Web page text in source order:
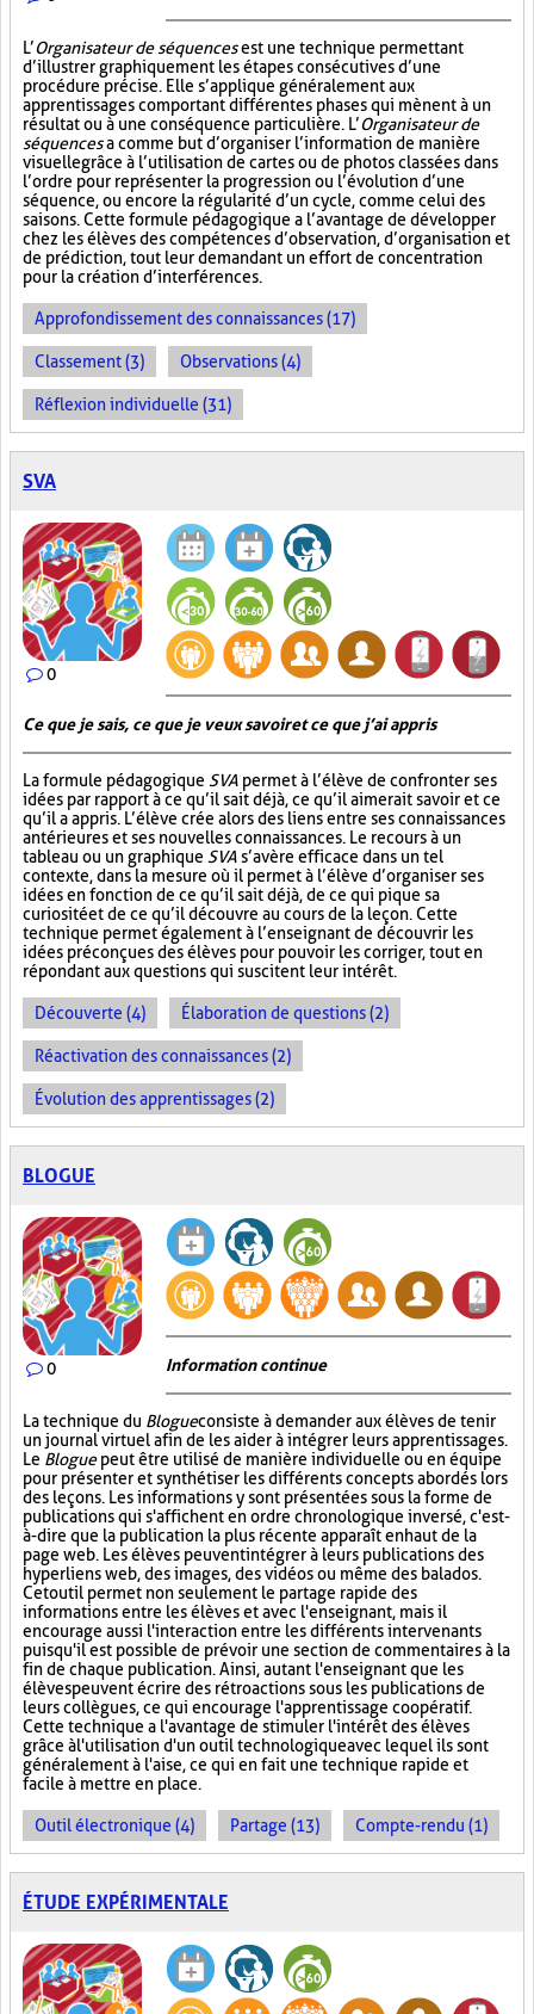
L’Organisateur de séquencesest une technique permettant
d’illustrer graphiquement les étapes consécutives d’une
procédure précise. Elle s’applique généralement aux
apprentissages comportant différentes phases qui mènent à un
résultat ou à une conséquence particulière. L’Organisateur de
séquencesa comme but d’organiser l’information de manière
visuellegrâce à l’utilisation de cartes ou de photos classées dans
l’ordre pour représenter la progression ou l’évolution d’une
séquence, ou encore la régularité d’un cycle, comme celui des
saisons. Cette formule pédagogique a l’avantage de développer
chez les élèves des compétences d’observation, d’organisation et
de prédiction, tout leur demandant un effort de concentration
pour la création d’interférences.
Approfondissement des connaissances (17)
Classement (3) Observations (4)
Réflexion individuelle (31)
SVA
0
Ce que je sais, ce que je veux savoir et ce que j’ai appris
La formule pédagogique SVA permet à l’élève de confronter ses
idées par rapport à ce qu’il sait déjà, ce qu’il aimerait savoir et ce
qu’il a appris. L’élève crée alors des liens entre ses connaissances
antérieures et ses nouvelles connaissances. Le recours à un
tableau ou un graphique SVA s’avère efficace dans un tel
contexte, dans la mesure où il permet à l’élève d’organiser ses
idées en fonction de ce qu’il sait déjà, de ce qui pique sa
curiosité et de ce qu’il découvre au cours de la leçon. Cette
technique permet également à l’enseignant de découvrir les
idées préconçues des élèves pour pouvoir les corriger, tout en
répondant aux questions qui suscitent leur intérêt.
Découverte (4) Élaboration de questions (2)
Réactivation des connaissances (2)
Évolution des apprentissages (2)
BLOGUE
0 Information continue
La technique du Blogueconsiste à demander aux élèves de tenir
un journal virtuel afin de les aider à intégrer leurs apprentissages.
Le Bloguepeut être utilisé de manière individuelle ou en équipe
pour présenter et synthétiser les différents concepts abordés lors
des leçons. Les informations y sont présentées sous la forme de
publications qui s'affichent en ordre chronologique inversé, c'est-
à-dire que la publication la plus récente apparaît en haut de la
page web. Les élèves peuvent intégrer à leurs publications des
hyperliens web, des images, des vidéos ou même des balados.
Cet outil permet non seulement le partage rapide des
informations entre les élèves et avec l'enseignant, mais il
encourage aussi l'interaction entre les différents intervenants
puisqu'il est possible de prévoir une section de commentaires à la
fin de chaque publication. Ainsi, autant l'enseignant que les
élèves peuvent écrire des rétroactions sous les publications de
leurs collègues, ce qui encourage l'apprentissage coopératif.
Cette technique a l'avantage de stimuler l'intérêt des élèves
grâce à l'utilisation d'un outil technologique avec lequel ils sont
généralement à l'aise, ce qui en fait une technique rapide et
facile à mettre en place.
Outil électronique (4) Partage (13) Compte-rendu (1)
ÉTUDE EXPÉRIMENTALE